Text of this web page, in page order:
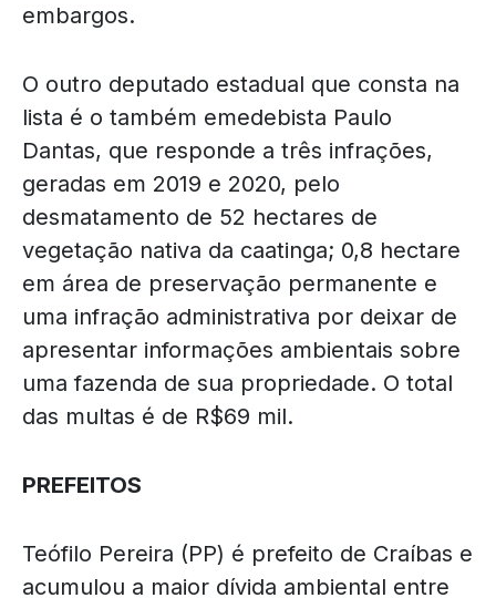
embargos.
O outro deputado estadual que consta na
lista é o também emedebista Paulo
Dantas, que responde a três infrações,
geradas em 2019 e 2020, pelo
desmatamento de 52 hectares de
vegetação nativa da caatinga; 0,8 hectare
em área de preservação permanente e
uma infração administrativa por deixar de
apresentar informações ambientais sobre
uma fazenda de sua propriedade. O total
das multas é de R$69 mil.
PREFEITOS
Teófilo Pereira (PP) é prefeito de Craíbas e
acumulou a maior dívida ambiental entre